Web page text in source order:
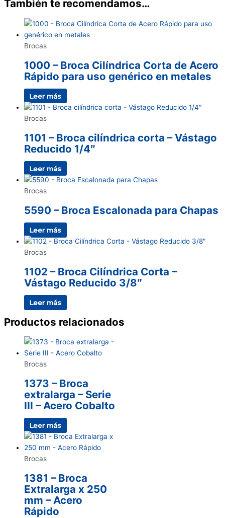
También te recomendamos…
Brocas
1000 – Broca Cilíndrica Corta de Acero
Rápido para uso genérico en metales
Leer más
Brocas
1101 – Broca cilíndrica corta – Vástago
Reducido 1/4″
Leer más
Brocas
5590 – Broca Escalonada para Chapas
Leer más
Brocas
1102 – Broca Cilíndrica Corta –
Vástago Reducido 3/8″
Leer más
Productos relacionados
Brocas
1373 – Broca
extralarga – Serie
III – Acero Cobalto
Leer más
Brocas
1381 – Broca
Extralarga x 250
mm – Acero
Rápido